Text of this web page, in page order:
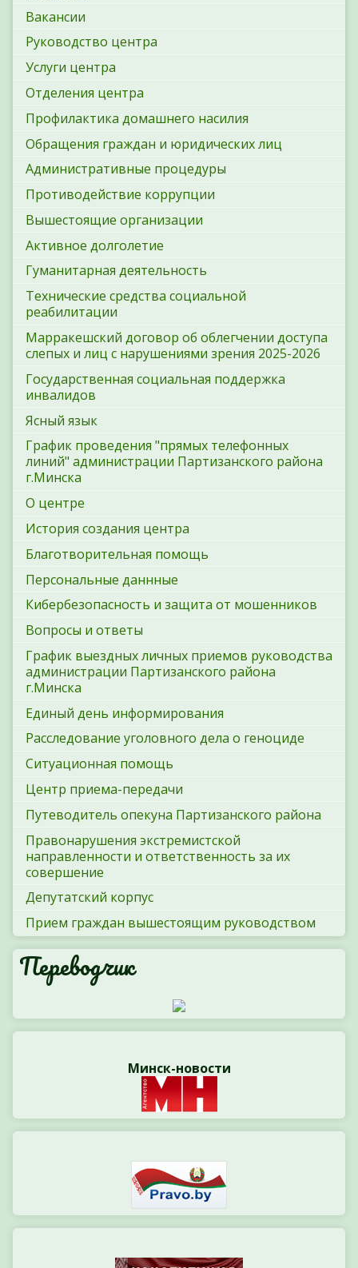
Вакансии
Руководство центра
Услуги центра
Отделения центра
Профилактика домашнего насилия
Обращения граждан и юридических лиц
Административные процедуры
Противодействие коррупции
Вышестоящие организации
Активное долголетие
Гуманитарная деятельность
Технические средства социальной
реабилитации
Марракешский договор об облегчении доступа
слепых и лиц с нарушениями зрения 2025-2026
Государственная социальная поддержка
инвалидов
Ясный язык
График проведения "прямых телефонных
линий" администрации Партизанского района
г.Минска
О центре
История создания центра
Благотворительная помощь
Персональные даннные
Кибербезопасность и защита от мошенников
Вопросы и ответы
График выездных личных приемов руководства
администрации Партизанского района
г.Минска
Единый день информирования
Расследование уголовного дела о геноциде
Ситуационная помощь
Центр приема-передачи
Путеводитель опекуна Партизанского района
Правонарушения экстремистской
направленности и ответственность за их
совершение
Депутатский корпус
Прием граждан вышестоящим руководством
Переводчик
Минск-новости